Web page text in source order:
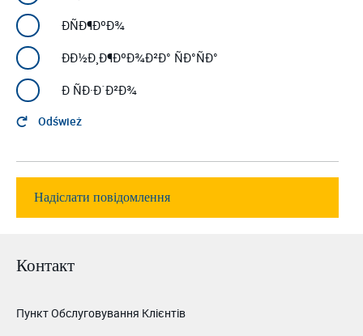
ÐÑÐ¶ÐºÐ¾
ÐÐ½Ð¸Ð¶ÐºÐ¾Ð²Ð° ÑÐ°ÑÐ°
Ð ÑÐ·Ð´Ð²Ð¾
Odśwież
Контакт
Пункт Обслуговування Клієнтів